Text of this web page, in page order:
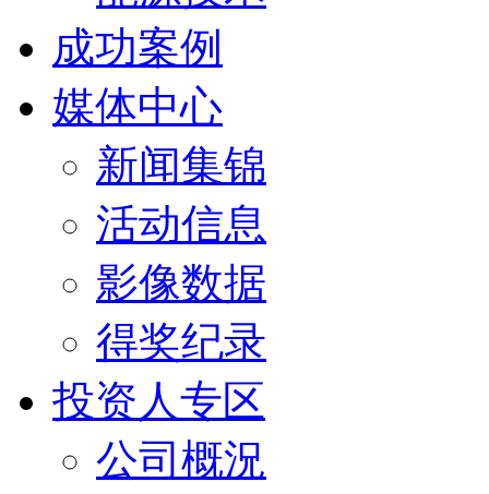
成功案例
媒体中心
新闻集锦
活动信息
影像数据
得奖纪录
投资人专区
公司概況